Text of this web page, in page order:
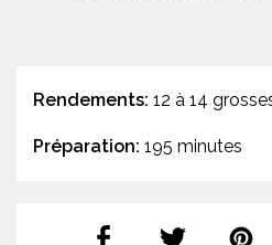
Rendements: 12 à 14
Préparation: 195 minutes